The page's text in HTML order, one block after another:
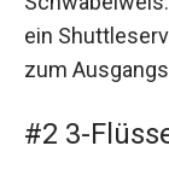
ein
zum
#2 3-